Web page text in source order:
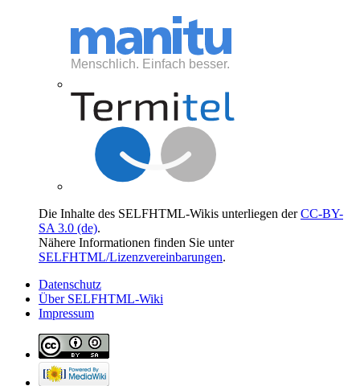
Die Inhalte des SELFHTML-Wikis unterliegen derCC-BY-
SA 3.0 (de).
Nähere Informationen finden Sie unter
SELFHTML/Lizenzvereinbarungen.
Datenschutz
Über SELFHTML-Wiki
Impressum